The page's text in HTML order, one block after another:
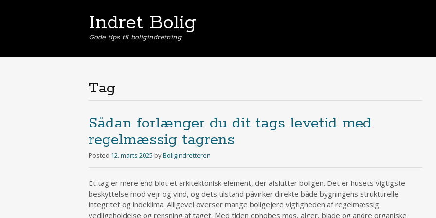
Indret Bolig
Gode tips til boligindretning
Tag
Sådan forlænger du dit tags levetid med
regelmæssig tagrens
Posted 12. marts 2025 byBoligindretteren
Et tag er mere end blot et arkitektonisk element, der afslutter boligen. Det er husets vigtigste
beskyttelse mod vejr og vind, og dets tilstand påvirker direkte både bygningens strukturelle
integritet og indeklima. Alligevel overser mange boligejere vigtigheden af regelmæssig
vedligeholdelse og rensning af taget. Med tiden ophobes mos, alger, blade og andre organiske